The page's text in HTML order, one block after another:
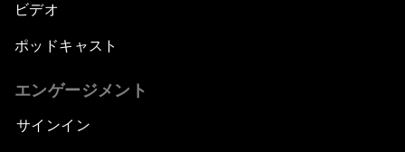
ビデオ
ポッドキャスト
エンゲージメント
サインイン